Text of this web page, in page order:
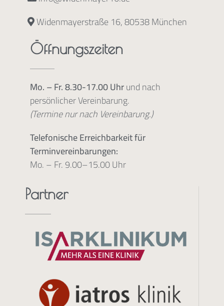
Widenmayerstraße 16, 80538 München
Öffnungszeiten
Mo. – Fr. 8.30-17.00 Uhrund nach
persönlicher Vereinbarung.
(Termine nur nach Vereinbarung.)
Telefonische Erreichbarkeit für
Terminvereinbarungen:
Mo. – Fr. 9.00–15.00 Uhr
Partner